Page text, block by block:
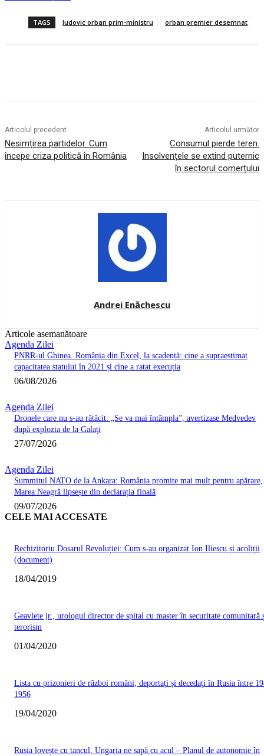
TAGS ludovic orban prim-ministru orban premier desemnat
Articolul precedent
Nesimțirea partidelor. Cum
începe criza politică în România
Articolul următor
Consumul pierde teren.
Insolvențele se extind puternic
în sectorul comerțului
Andrei Enăchescu
Articole asemanătoare
Agenda Zilei
PNRR-ul Ghinea. România din Excel, la scadență: cine a supraestimat
capacitatea statului în 2021 și cine a ratat execuția
06/08/2026
Agenda Zilei
Dronele care nu s-au rătăcit: „Se va mai întâmpla”, avertizase Medvedev
după explozia de la Galați
27/07/2026
Agenda Zilei
Summitul NATO de la Ankara: România promite mai mult pentru apărare,
Marea Neagră lipsește din declarația finală
09/07/2026
CELE MAI ACCESATE
Rechizitoriu Dosarul Revoluției: Cum s-au organizat Ion Iliescu și acoliții
(document)
18/04/2019
Geavlete jr., urologul director de spital cu master în securitate comunitară
terorism
01/04/2020
Lista cu prizonieri de război români, deportați și decedați în Rusia între
1956
19/04/2020
Rusia lovește cu tancul, Ungaria ne sapă cu acul – Planul de autonomie în